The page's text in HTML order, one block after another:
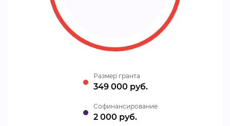
Размер гранта
349 000 руб.
Cофинансирование
2 000 руб.